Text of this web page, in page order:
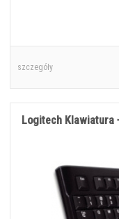
szczegóły
Logitech Klawiatura